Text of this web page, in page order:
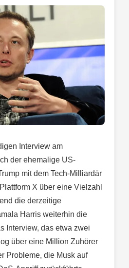
Interview am
der ehemalige US-
mit dem Tech-Milliardär
X über eine Vielzahl
die derzeitige
Harris weiterhin die
Interview, das etwa zwei
über eine Million Zuhörer
Probleme, die Musk auf